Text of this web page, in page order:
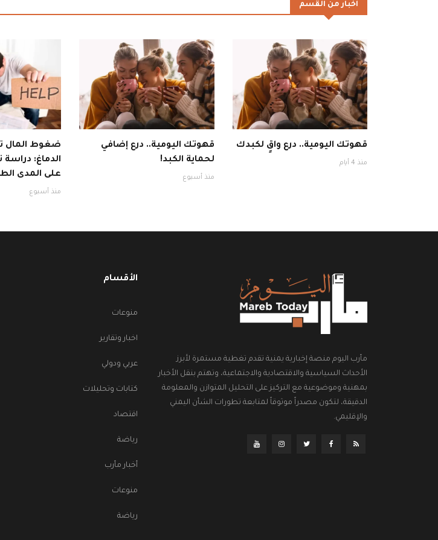
اخبار من القسم
قهوتك اليومية.. درع واقٍ لكبدك
منذ 4 أيام
قهوتك اليومية.. درع إضافي
لحماية الكبد!
منذ أسبوع
ضغوط المال
الدماغ:
على المدى
منذ أسبوع
مأرب اليوم منصة إخبارية يمنية تقدم تغطية مستمرة لأبرز
الأحداث السياسية والاقتصادية والاجتماعية، وتهتم بنقل الأخبار
بمهنية وموضوعية مع التركيز على التحليل المتوازن والمعلومة
الدقيقة، لتكون مصدراً موثوقاً لمتابعة تطورات الشأن اليمني
والإقليمي.
الأقسام
منوعات
اخبار وتقارير
عربي ودولي
كتابات وتحليلات
اقتصاد
رياضة
أخبار مأرب
منوعات
رياضة